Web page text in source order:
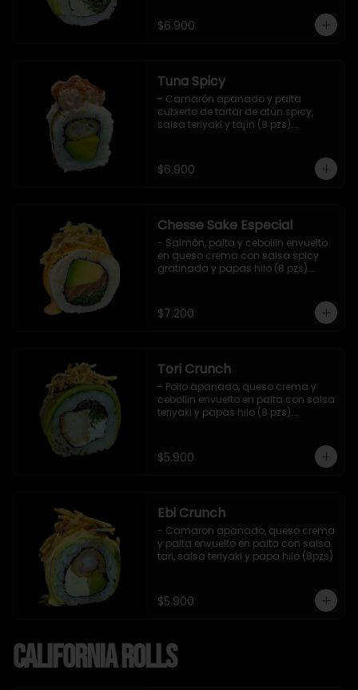
$6.900
Tuna Spicy
- Camarón apanado y palta
cubierto de tartar de atún spicy,
salsa teriyaki y tajín (8 pzs).
$6.900
Chesse Sake Especial
- Salmón, palta y cebollin envuelto
en queso crema con salsa spicy
gratinada y papas hilo (8 pzs).
$7.200
Tori Crunch
- Pollo apanado, queso crema y
cebollin envuelto en palta con salsa
teriyaki y papas hilo (8 pzs).
$5.900
Ebi Crunch
- Camaron apanado, queso crema
y palta envuelto en palta con salsa
tari, salsa teriyaki y papa hilo (8pzs)
$5.900
California Rolls